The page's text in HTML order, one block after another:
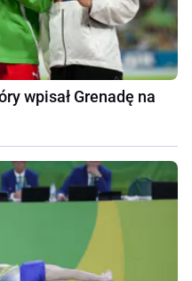
wpisał Grenadę na